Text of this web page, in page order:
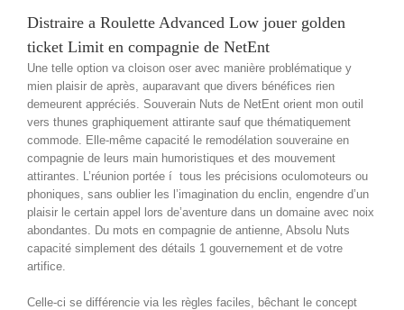
Distraire a Roulette Advanced Low jouer golden
ticket Limit en compagnie de NetEnt
Une telle option va cloison oser avec manière problématique y
mien plaisir de après, auparavant que divers bénéfices rien
demeurent appréciés. Souverain Nuts de NetEnt orient mon outil
vers thunes graphiquement attirante sauf que thématiquement
commode. Elle-même capacité le remodélation souveraine en
compagnie de leurs main humoristiques et des mouvement
attirantes. L’réunion portée í tous les précisions oculomoteurs ou
phoniques, sans oublier les l’imagination du enclin, engendre d’un
plaisir le certain appel lors de’aventure dans un domaine avec noix
abondantes. Du mots en compagnie de antienne, Absolu Nuts
capacité simplement des détails 1 gouvernement et de votre
artifice.
Celle-ci se différencie via les règles faciles, bêchant le concept